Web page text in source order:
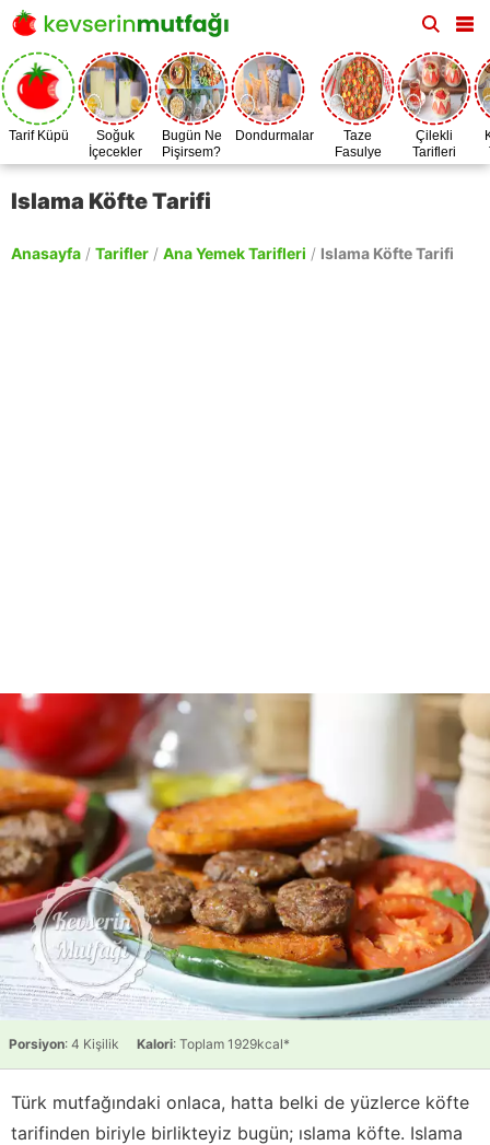
Tarif Küpü
Soğuk
İçecekler
Bugün Ne
Pişirsem?
Dondurmalar
Taze
Fasulye
Zamanı
Çilekli
Tarifleri
Islama Köfte Tarifi
Anasayfa / Tarifler / Ana Yemek Tarifleri / Islama Köfte Tarifi
Porsiyon: 4 Kişilik Kalori: Toplam 1929kcal*
Türk mutfağındaki onlaca, hatta belki de yüzlerce köfte
tarifinden biriyle birlikteyiz bugün; ıslama köfte. Islama